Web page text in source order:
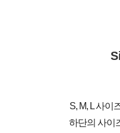
S, M, L 사이
하단의 사이